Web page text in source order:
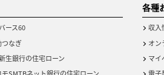
ース60
つなぎ
生銀行の住宅ローン
各種
収入
オン
マイ